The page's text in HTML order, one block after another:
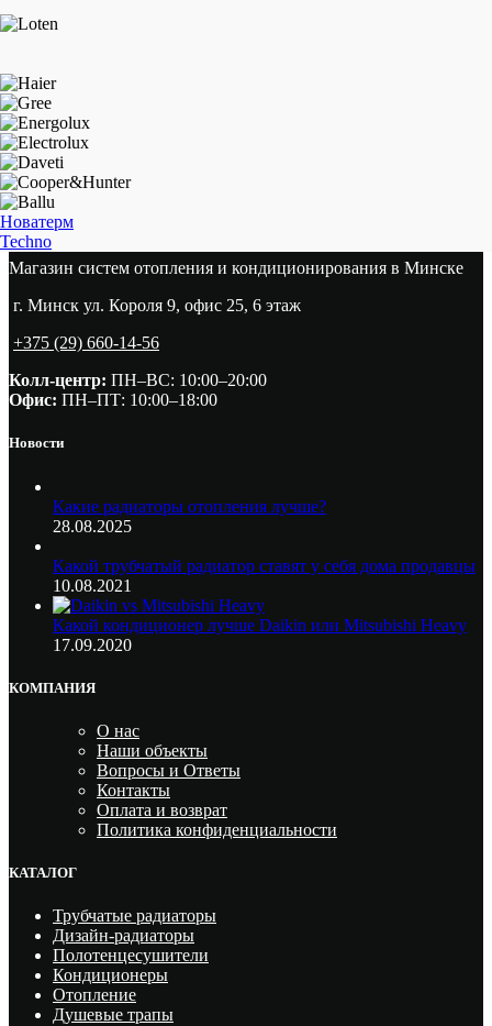
Новатерм
Techno
Магазин систем отопления и кондиционирования в Минске
г. Минск ул. Короля 9, офис 25, 6 этаж
+375 (29) 660-14-56
Колл-центр: ПН–ВС: 10:00–20:00​
Офис: ПН–ПТ: 10:00–18:00
Новости
Какие радиаторы отопления лучше?
28.08.2025
Какой трубчатый радиатор ставят у себя дома продавцы
10.08.2021
Какой кондиционер лучше Daikin или Mitsubishi Heavy
17.09.2020
КОМПАНИЯ
О нас
Наши объекты
Вопросы и Ответы
Контакты
Оплата и возврат
Политика конфиденциальности
КАТАЛОГ
Трубчатые радиаторы
Дизайн-радиаторы
Полотенцесушители
Кондиционеры
Отопление
Душевые трапы